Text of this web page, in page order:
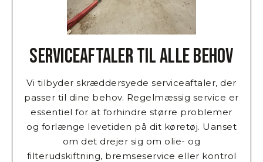
Serviceaftaler til alle behov
Vi tilbyder skræddersyede serviceaftaler, der
passer til dine behov. Regelmæssig service er
essentiel for at forhindre større problemer
og forlænge levetiden på dit køretøj. Uanset
om det drejer sig om olie- og
filterudskiftning, bremseservice eller kontrol